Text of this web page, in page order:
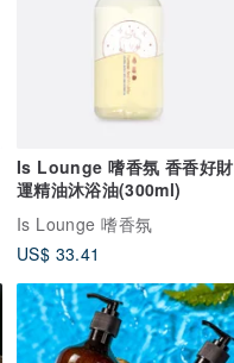
Is Lounge 嗜香氛 香香好財
運精油沐浴油(300ml)
Is Lounge 嗜香氛
US$ 33.41